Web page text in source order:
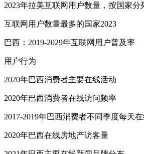
2023年拉美互联网用户数量，按国家分
互联网用户数量最多的国家2023
巴西：2019-2029年互联网用户普及率
用户行为
2020年巴西消费者主要在线活动
2020年巴西消费者在线访问频率
2017-2019年巴西消费者不同季度每天
2020年巴西在线房地产访客量